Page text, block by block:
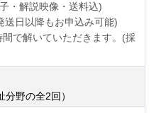
・解説映像・送料込)
送日以降もお申込み可能)
で解いていただきます。(採
分野の全2回）